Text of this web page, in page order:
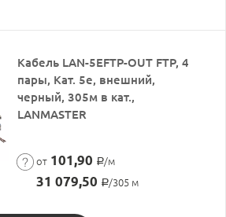
Кабель LAN-5EFTP-OUT FTP, 4
пары, Кат. 5e, внешний,
черный, 305м в кат.,
LANMASTER
от 101,90 Р/м
31 079,50 Р/305 м